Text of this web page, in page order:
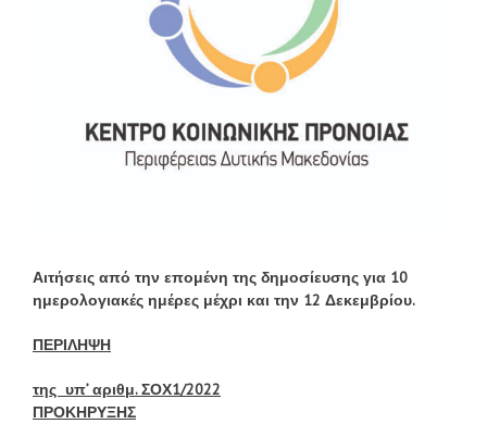
Αιτήσεις από την επομένη της δημοσίευσης για 10
ημερολογιακές ημέρες μέχρι και την 12 Δεκεμβρίου.
ΠΕΡΙΛΗΨΗ
της υπ’ αριθμ. ΣΟΧ1/2022
ΠΡΟΚΗΡΥΞΗΣ